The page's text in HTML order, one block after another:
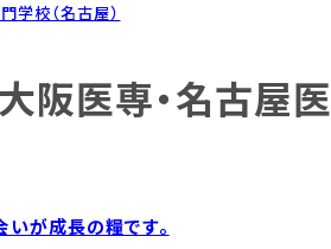
学校（名古屋）
阪医専・名古屋医
いが成長の糧です。